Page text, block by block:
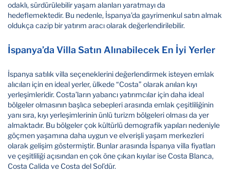
odaklı, sürdürülebilir yaşam alanları yaratmayı da
hedeflemektedir. Bu nedenle, İspanya’da gayrimenkul satın almak
oldukça cazip bir yatırım aracı olarak değerlendirilebilir.
İspanya’da Villa Satın Alınabilecek En İyi Yerler
İspanya satılık villa seçeneklerini değerlendirmek isteyen emlak
alıcıları için en ideal yerler, ülkede “Costa” olarak anılan kıyı
yerleşimleridir. Costa’ların yabancı yatırımcılar için daha ideal
bölgeler olmasının başlıca sebepleri arasında emlak çeşitliliğinin
yanı sıra, kıyı yerleşimlerinin ünlü turizm bölgeleri olması da yer
almaktadır. Bu bölgeler çok kültürlü demografik yapıları nedeniyle
göçmen yaşamına daha uygun ve elverişli yaşam merkezleri
olarak gelişim göstermiştir. Bunlar arasında İspanya villa fiyatları
ve çeşitliliği açısından en çok öne çıkan kıyılar ise Costa Blanca,
Costa Calida ve Costa del Sol’dür.